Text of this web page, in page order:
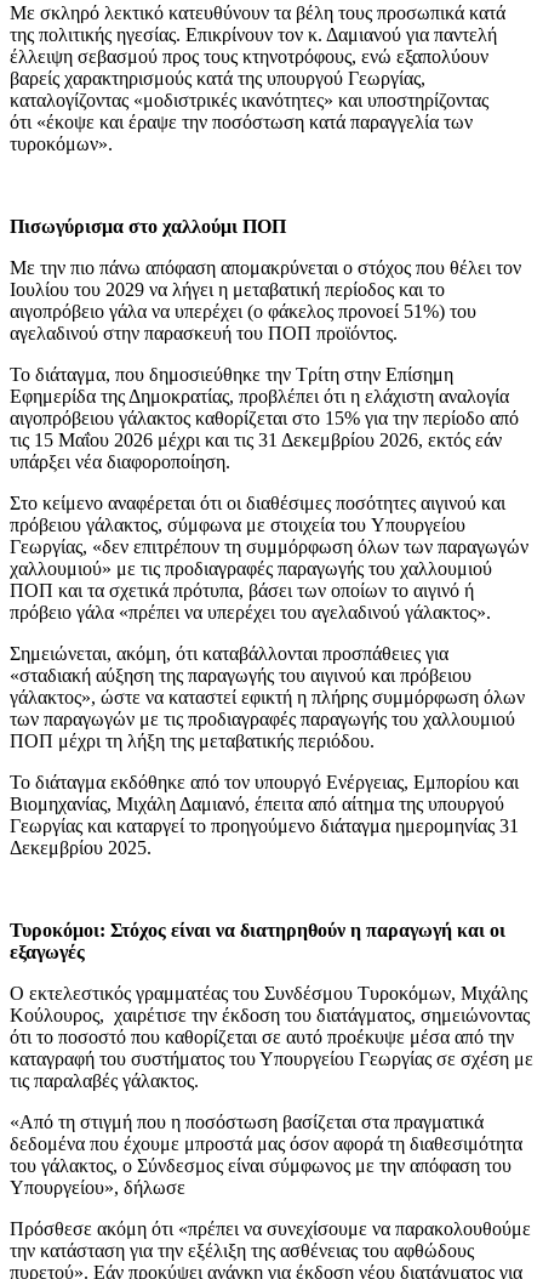
Με σκληρό λεκτικό κατευθύνουν τα βέλη τους προσωπικά κατά
της πολιτικής ηγεσίας. Επικρίνουν τον κ. Δαμιανού για παντελή
έλλειψη σεβασμού προς τους κτηνοτρόφους, ενώ εξαπολύουν
βαρείς χαρακτηρισμούς κατά της υπουργού Γεωργίας,
καταλογίζοντας «μοδιστρικές ικανότητες» και υποστηρίζοντας
ότι «έκοψε και έραψε την ποσόστωση κατά παραγγελία των
τυροκόμων».
Πισωγύρισμα στο χαλλούμι ΠΟΠ
Με την πιο πάνω απόφαση απομακρύνεται ο στόχος που θέλει τον
Ιουλίου του 2029 να λήγει η μεταβατική περίοδος και το
αιγοπρόβειο γάλα να υπερέχει (ο φάκελος προνοεί 51%) του
αγελαδινού στην παρασκευή του ΠΟΠ προϊόντος.
Το διάταγμα, που δημοσιεύθηκε την Τρίτη στην Επίσημη
Εφημερίδα της Δημοκρατίας, προβλέπει ότι η ελάχιστη αναλογία
αιγοπρόβειου γάλακτος καθορίζεται στο 15% για την περίοδο από
τις 15 Μαΐου 2026 μέχρι και τις 31 Δεκεμβρίου 2026, εκτός εάν
υπάρξει νέα διαφοροποίηση.
Στο κείμενο αναφέρεται ότι οι διαθέσιμες ποσότητες αιγινού και
πρόβειου γάλακτος, σύμφωνα με στοιχεία του Υπουργείου
Γεωργίας, «δεν επιτρέπουν τη συμμόρφωση όλων των παραγωγών
χαλλουμιού» με τις προδιαγραφές παραγωγής του χαλλουμιού
ΠΟΠ και τα σχετικά πρότυπα, βάσει των οποίων το αιγινό ή
πρόβειο γάλα «πρέπει να υπερέχει του αγελαδινού γάλακτος».
Σημειώνεται, ακόμη, ότι καταβάλλονται προσπάθειες για
«σταδιακή αύξηση της παραγωγής του αιγινού και πρόβειου
γάλακτος», ώστε να καταστεί εφικτή η πλήρης συμμόρφωση όλων
των παραγωγών με τις προδιαγραφές παραγωγής του χαλλουμιού
ΠΟΠ μέχρι τη λήξη της μεταβατικής περιόδου.
Το διάταγμα εκδόθηκε από τον υπουργό Ενέργειας, Εμπορίου και
Βιομηχανίας, Μιχάλη Δαμιανό, έπειτα από αίτημα της υπουργού
Γεωργίας και καταργεί το προηγούμενο διάταγμα ημερομηνίας 31
Δεκεμβρίου 2025.
Τυροκόμοι: Στόχος είναι να διατηρηθούν η παραγωγή και οι
εξαγωγές
Ο εκτελεστικός γραμματέας του Συνδέσμου Τυροκόμων, Μιχάλης
Κούλουρος, χαιρέτισε την έκδοση του διατάγματος, σημειώνοντας
ότι το ποσοστό που καθορίζεται σε αυτό προέκυψε μέσα από την
καταγραφή του συστήματος του Υπουργείου Γεωργίας σε σχέση με
τις παραλαβές γάλακτος.
«Από τη στιγμή που η ποσόστωση βασίζεται στα πραγματικά
δεδομένα που έχουμε μπροστά μας όσον αφορά τη διαθεσιμότητα
του γάλακτος, ο Σύνδεσμος είναι σύμφωνος με την απόφαση του
Υπουργείου», δήλωσε
Πρόσθεσε ακόμη ότι «πρέπει να συνεχίσουμε να παρακολουθούμε
την κατάσταση για την εξέλιξη της ασθένειας του αφθώδους
πυρετού». Εάν προκύψει ανάγκη για έκδοση νέου διατάγματος για